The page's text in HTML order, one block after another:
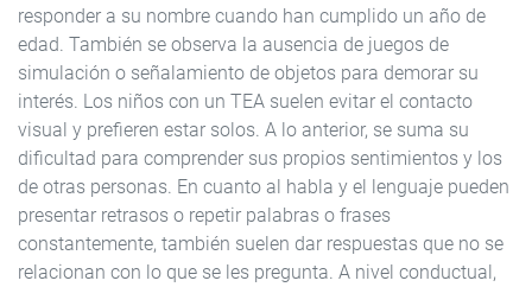
responder a su nombre cuando han cumplido un año de
edad. También se observa la ausencia de juegos de
simulación o señalamiento de objetos para demorar su
interés. Los niños con un TEA suelen evitar el contacto
visual y prefieren estar solos. A lo anterior, se suma su
dificultad para comprender sus propios sentimientos y los
de otras personas. En cuanto al habla y el lenguaje pueden
presentar retrasos o repetir palabras o frases
constantemente, también suelen dar respuestas que no se
relacionan con lo que se les pregunta. A nivel conductual,